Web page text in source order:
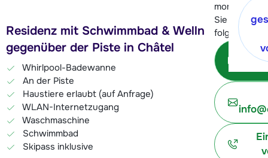
momentan
Sie können
folgenden
Residenz mit Schwimmbad & Wellness
gegenüber der Piste in Châtel
Whirlpool-Badewanne
An der Piste
Haustiere erlaubt (auf Anfrage)
WLAN-Internetzugang
Waschmaschine
Schwimmbad
Skipass inklusive